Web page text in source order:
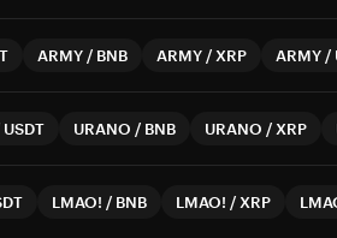
ARMY / BNB ARMY / XRP ARMY /
USDT URANO / BNB URANO / XRP
LMAO! / BNB LMAO! / XRP